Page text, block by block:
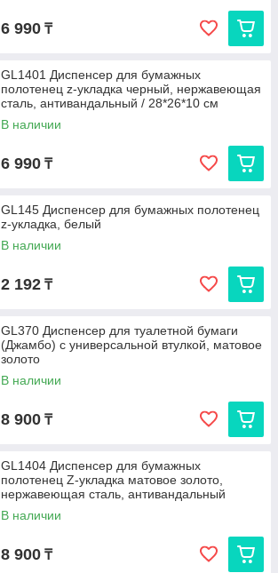
6 990 ₸
GL1401 Диспенсер для бумажных
полотенец z-укладка черный, нержавеющая
сталь, антивандальный / 28*26*10 см
В наличии
6 990 ₸
GL145 Диспенсер для бумажных полотенец
z-укладка, белый
В наличии
2 192 ₸
GL370 Диспенсер для туалетной бумаги
(Джамбо) с универсальной втулкой, матовое
золото
В наличии
8 900 ₸
GL1404 Диспенсер для бумажных
полотенец Z-укладка матовое золото,
нержавеющая сталь, антивандальный
В наличии
8 900 ₸